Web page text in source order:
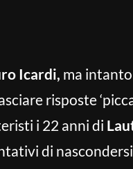
Icardi, ma
risposte
i 22 anni di
di